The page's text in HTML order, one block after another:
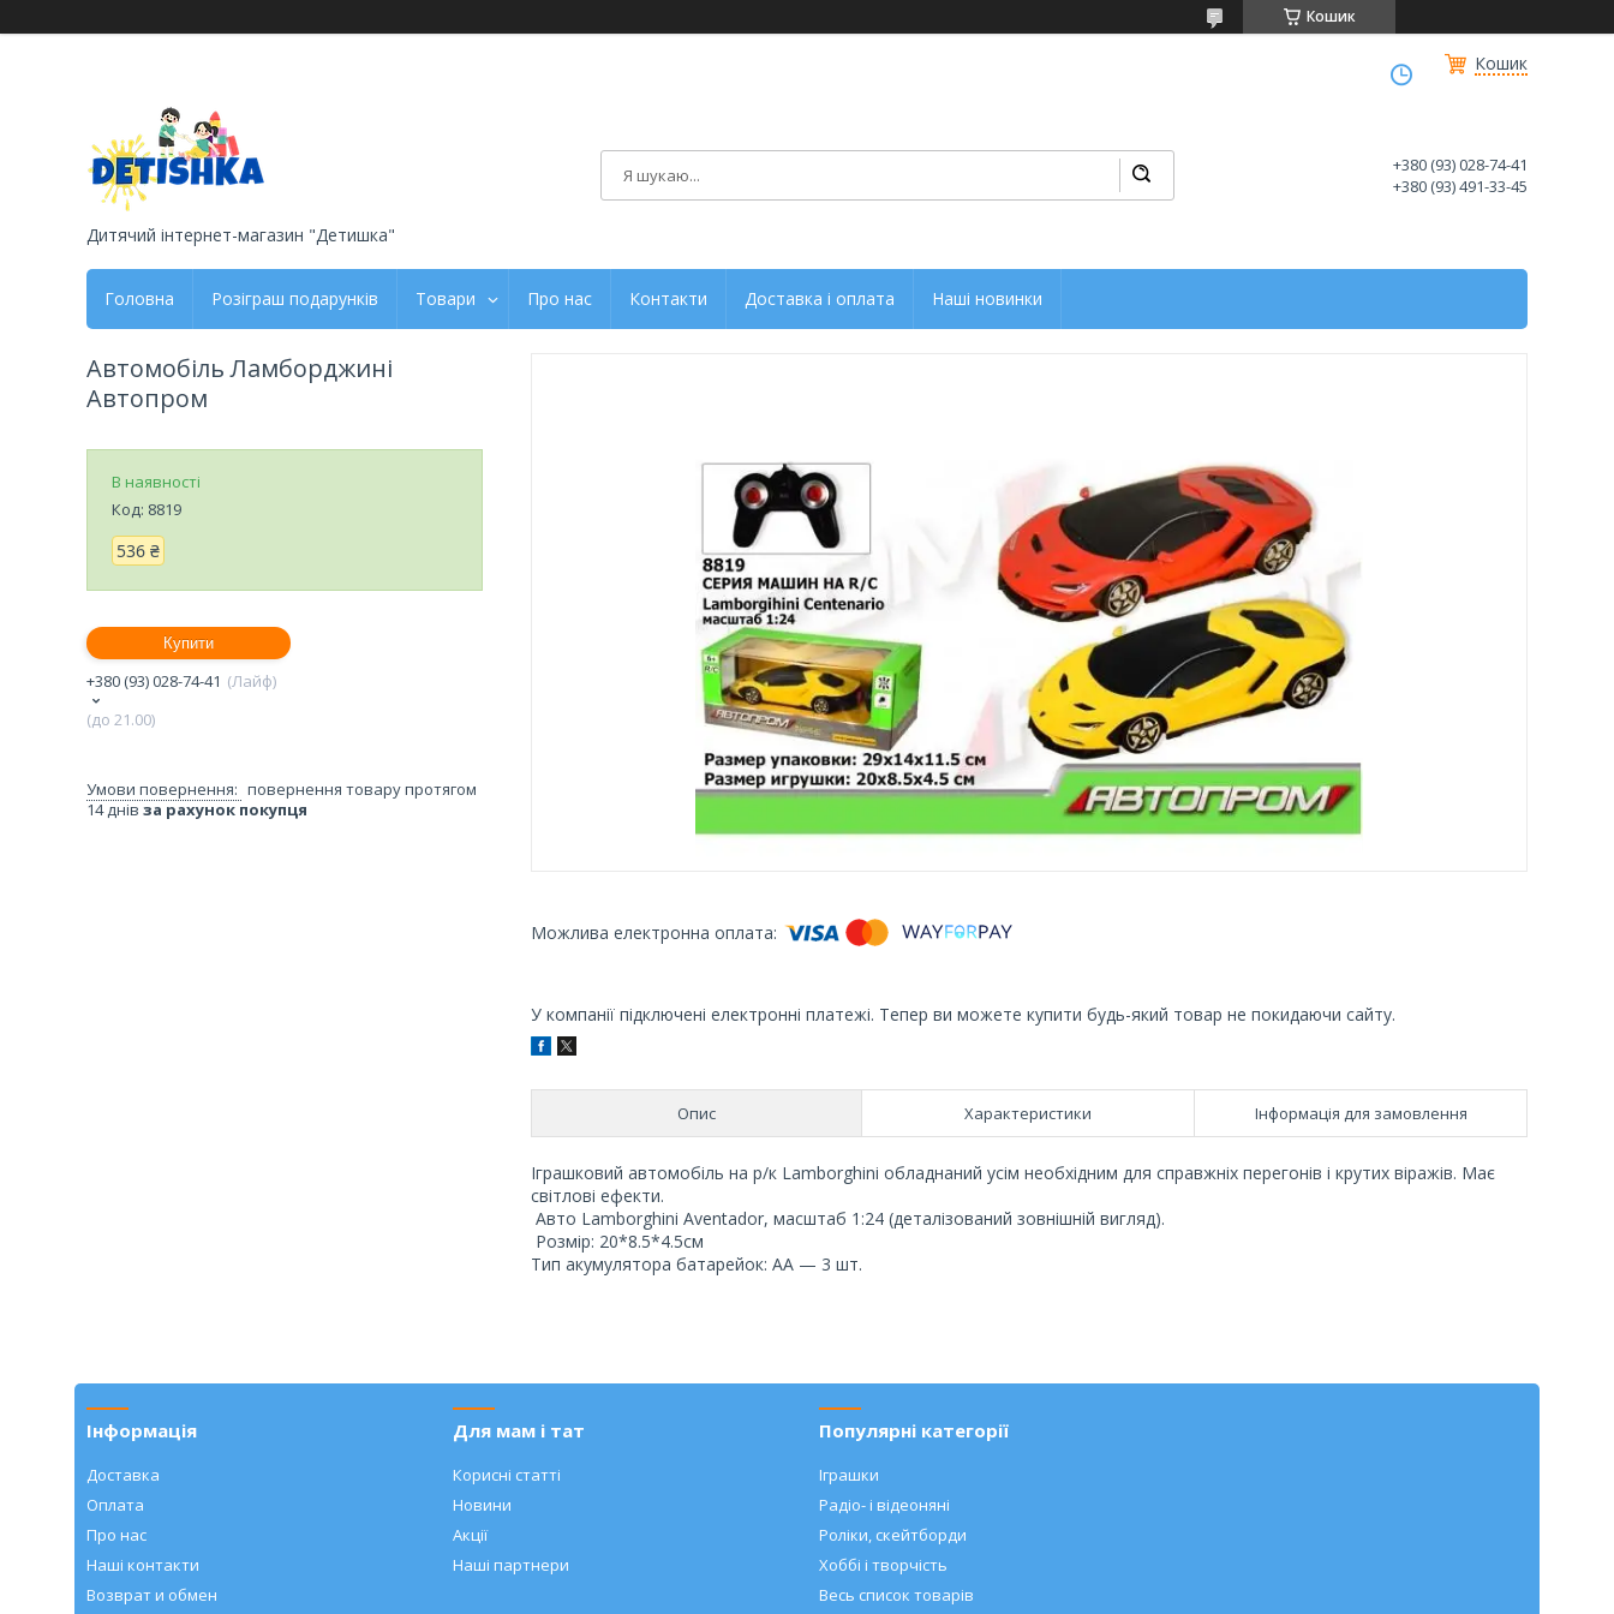
Кошик
Кошик
Дитячий інтернет-магазин "Детишка"
+380 (93) 028-74-41
+380 (93) 491-33-45
Головна Розіграш подарунків Товари Про нас Контакти Доставка і оплата Наші новинки
У компанії підключені електронні платежі. Тепер ви можете купити будь-який товар не покидаючи сайту.
Опис Характеристики Інформація для замовлення
Іграшковий автомобіль на р/к Lamborghini обладнаний усім необхідним для справжніх перегонів і крутих віражів. Має
світлові ефекти.
Авто Lamborghini Aventador, масштаб 1:24 (деталізований зовнішній вигляд).
Розмір: 20*8.5*4.5см
Тип акумулятора батарейок: AA — 3 шт.
Автомобіль Ламборджині
Автопром
В наявності
Код: 8819
536 ₴
Купити
+380 (93) 028-74-41
Лайф
(до 21.00)
повернення товару протягом
14 днів за рахунок покупця
Інформація
Доставка
Оплата
Про нас
Наші контакти
Возврат и обмен
Для мам і тат
Корисні статті
Новини
Акції
Наші партнери
Популярні категорії
Іграшки
Радіо- і відеоняні
Роліки, скейтборди
Хоббі і творчість
Весь список товарів